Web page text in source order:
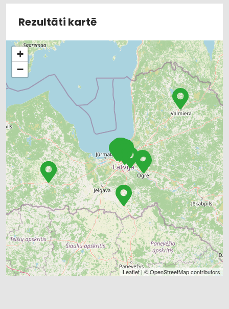
Rezultāti kartē
+
−
Leaflet| ©OpenStreetMapcontributors